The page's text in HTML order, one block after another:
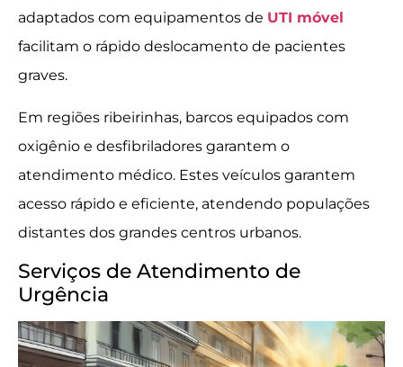
adaptados com equipamentos de UTI móvel
facilitam o rápido deslocamento de pacientes
graves.
Em regiões ribeirinhas, barcos equipados com
oxigênio e desfibriladores garantem o
atendimento médico. Estes veículos garantem
acesso rápido e eficiente, atendendo populações
distantes dos grandes centros urbanos.
Serviços de Atendimento de
Urgência